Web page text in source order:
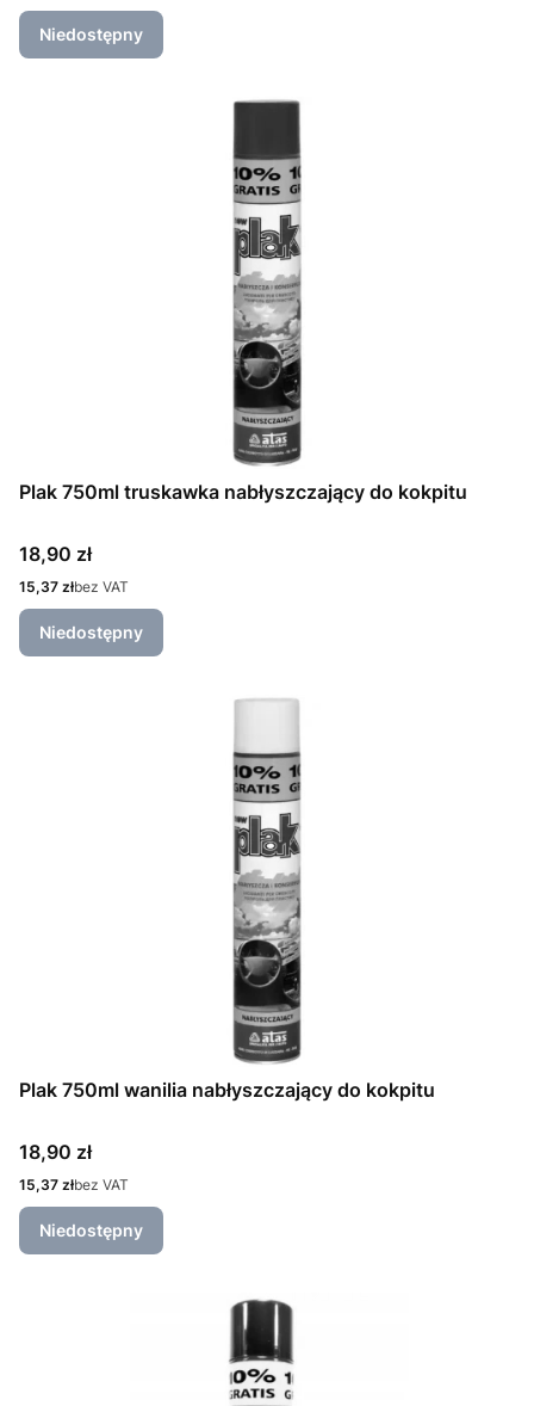
Niedostępny
Plak 750ml truskawka nabłyszczający do kokpitu
Cena
18,90 zł
Cena
15,37 złbez VAT
Niedostępny
Plak 750ml wanilia nabłyszczający do kokpitu
Cena
18,90 zł
Cena
15,37 złbez VAT
Niedostępny